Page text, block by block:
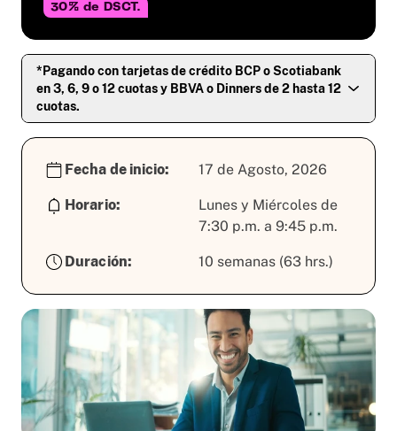
30% de DSCT.
*Pagando con tarjetas de crédito BCP o Scotiabank
en 3, 6, 9 o 12 cuotas y BBVA o Dinners de 2 hasta 12
cuotas.
Fecha de inicio: 17 de Agosto, 2026
Horario:
Lunes y Miércoles de
7:30 p.m. a 9:45 p.m.
Duración: 10 semanas (63 hrs.)